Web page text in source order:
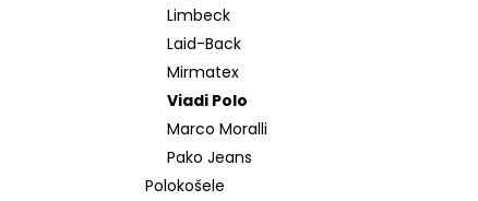
Limbeck
Laid-Back
Mirmatex
Viadi Polo
Marco Moralli
Pako Jeans
Polokošele